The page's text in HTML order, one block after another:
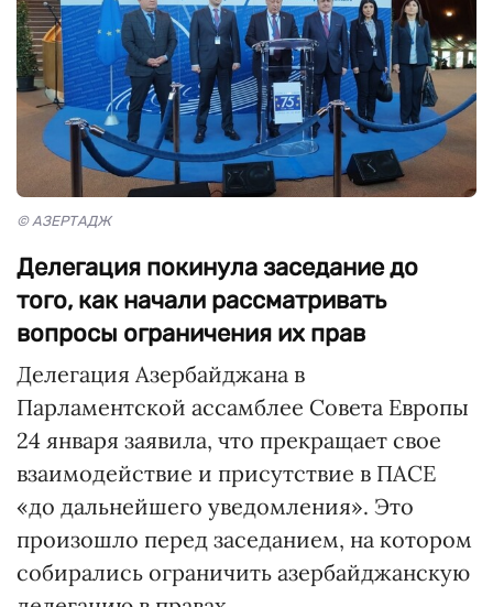
© АЗЕРТАДЖ
Делегация покинула заседание до
того, как начали рассматривать
вопросы ограничения их прав
Делегация Азербайджана в
Парламентской ассамблее Совета Европы
24 января заявила, что прекращает свое
взаимодействие и присутствие в ПАСЕ
«до дальнейшего уведомления». Это
произошло перед заседанием, на котором
собирались ограничить азербайджанскую